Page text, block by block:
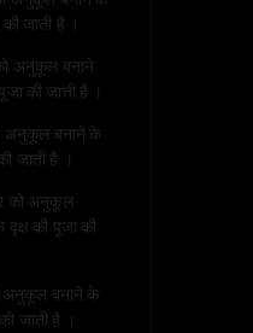
जाती है ।
को अनुकूल बनाने
की जाती है ।
अनुकूल बनाने के
जाती है ।
को अनुकूल
की पूजा की
अनुकूल बनाने के
जाती है ।